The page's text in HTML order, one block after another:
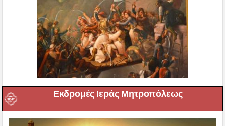
Εκδρομές Ιεράς Μητροπόλεως